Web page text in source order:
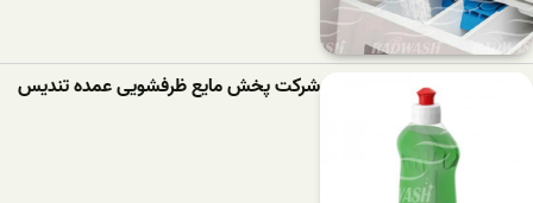
شرکت پخش مایع ظرفشویی عمده تندیس